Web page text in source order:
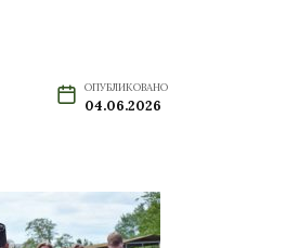
ОПУБЛИКОВАНО
04.06.2026